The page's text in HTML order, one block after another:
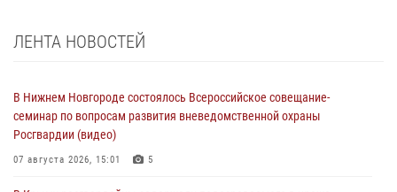
ЛЕНТА НОВОСТЕЙ
В Нижнем Новгороде состоялось Всероссийское совещание-
семинар по вопросам развития вневедомственной охраны
Росгвардии (видео)
07 августа 2026, 15:01 5